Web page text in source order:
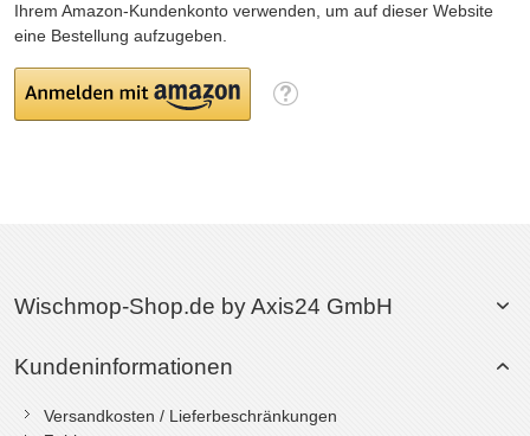
Ihrem Amazon-Kundenkonto verwenden, um auf dieser Website
eine Bestellung aufzugeben.
Wischmop-Shop.de by Axis24 GmbH
Kundeninformationen
Versandkosten / Lieferbeschränkungen